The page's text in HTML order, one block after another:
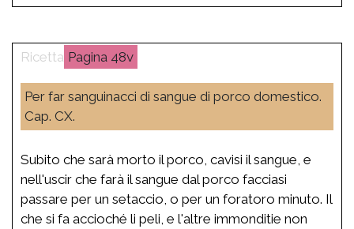
48v
Per far sanguinacci di sangue di porco domestico.
Cap. CX.
Subito che sarà morto il porco, cavisi il sangue, e
nell'uscir che farà il sangue dal porco facciasi
passare per un setaccio, o per un foratoro minuto. Il
che si fa accioché li peli, e l'altre immonditie non